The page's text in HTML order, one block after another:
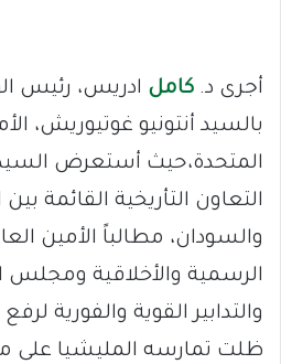
أجرى د. كامل ادريس، رئيس
بالسيد أنتونيو غوتيوريش،
المتحدة،حيث أستعرض السيد
التعاون التأريخية القائمة
والسودان، مطالباً الأمين
الرسمية والأخلاقية ومجلس
والتدابير القوية والفورية
ظلت تمارسه المليشيا على